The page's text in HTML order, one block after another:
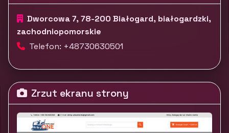
Dworcowa 7, 78-200 Białogard, białogardzki,
zachodniopomorskie
Telefon: +48730630501
Zrzut ekranu strony